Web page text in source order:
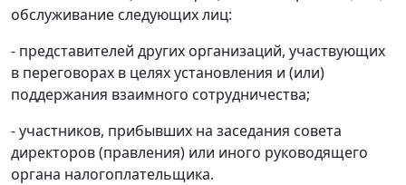
обслуживание следующих лиц:
- представителей других организаций, участвующих
в переговорах в целях установления и (или)
поддержания взаимного сотрудничества;
- участников, прибывших на заседания совета
директоров (правления) или иного руководящего
органа налогоплательщика.